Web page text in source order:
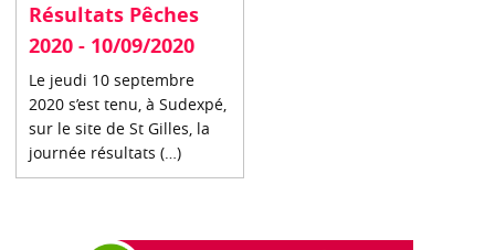
Résultats Pêches
2020 - 10/09/2020
Le jeudi 10 septembre
2020 s’est tenu, à Sudexpé,
sur le site de St Gilles, la
journée résultats (…)